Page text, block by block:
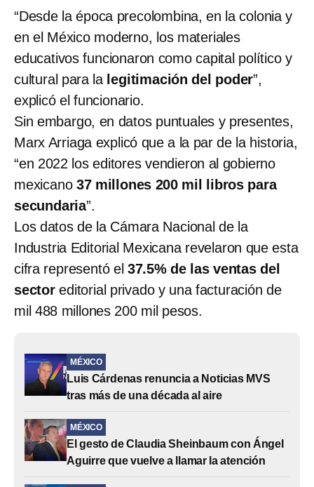
“Desde la época precolombina, en la colonia y
en el México moderno, los materiales
educativos funcionaron como capital político y
cultural para la legitimación del poder”,
explicó el funcionario.
Sin embargo, en datos puntuales y presentes,
Marx Arriaga explicó que a la par de la historia,
“en 2022 los editores vendieron al gobierno
mexicano 37 millones 200 mil libros para
secundaria”.
Los datos de la Cámara Nacional de la
Industria Editorial Mexicana revelaron que esta
cifra representó el 37.5% de las ventas del
sectoreditorial privado y una facturación de
mil 488 millones 200 mil pesos.
MÉXICO
Luis Cárdenas renuncia a Noticias MVS
tras más de una década al aire
MÉXICO
El gesto de Claudia Sheinbaum con Ángel
Aguirre que vuelve a llamar la atención